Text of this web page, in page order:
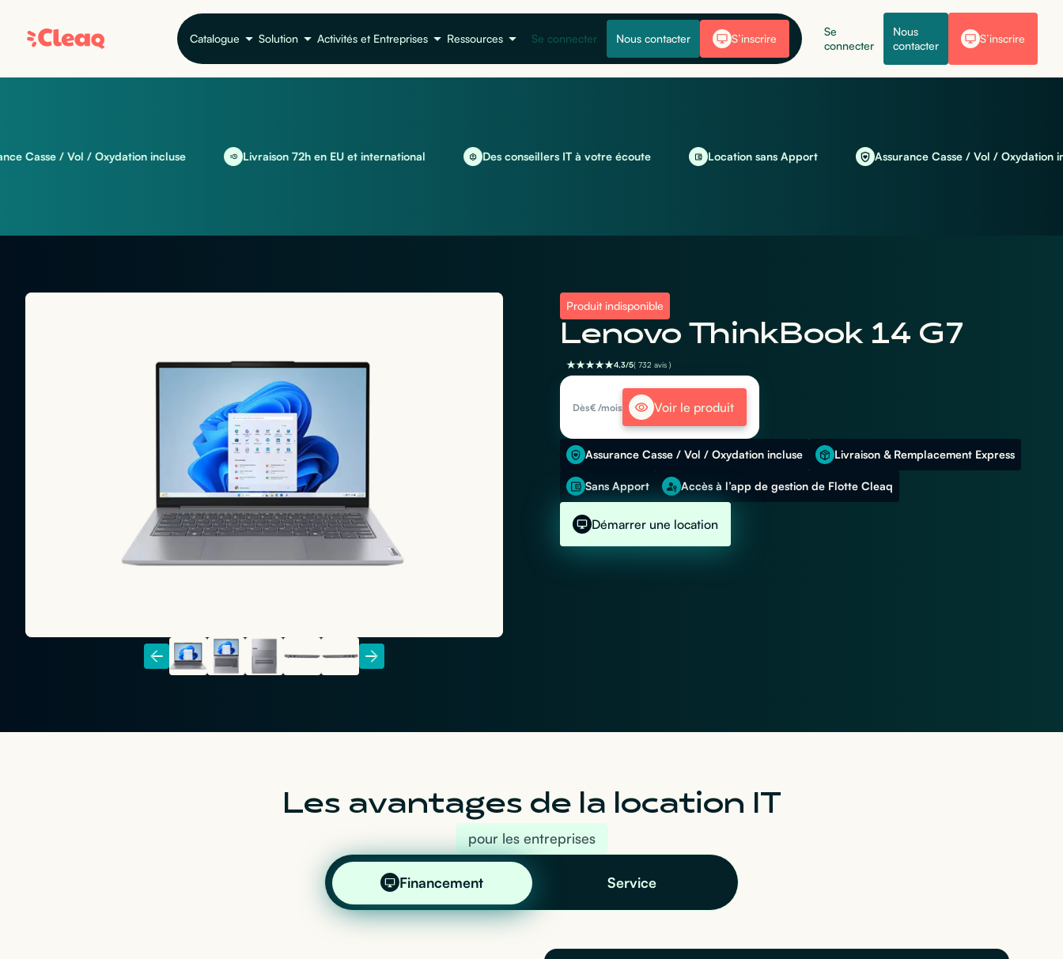
Catalogue Solution Activités et Entreprises Ressources Se connecter Nous contacter S’inscrire
Se
connecter
Nous
contacter
S’inscrire
/ Vol / Oxydation incluse Livraison 72h en EU et international Des conseillers IT à votre écoute Location sans Apport Assurance Casse / Vol / Oxydation incluse
Produit indisponible
Lenovo ThinkBook 14 G7
4,3/5( 732 avis )
Dès€ /mois Voir le produit
Assurance Casse / Vol / Oxydation incluse Livraison & Remplacement Express
Sans Apport Accès à l’app de gestion de Flotte Cleaq
Démarrer une location
Les avantages de la location IT
pour les entreprises
Financement Service